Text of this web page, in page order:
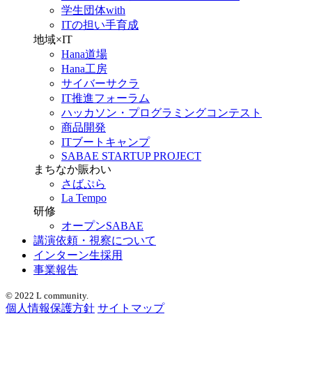
学生団体with
ITの担い手育成
地域×IT
Hana道場
Hana工房
サイバーサクラ
IT推進フォーラム
ハッカソン・プログラミングコンテスト
商品開発
ITブートキャンプ
SABAE STARTUP PROJECT
まちなか賑わい
さばぷら
La Tempo
研修
オープンSABAE
講演依頼・視察について
インターン生採用
事業報告
© 2022 L community.
個人情報保護方針 サイトマップ